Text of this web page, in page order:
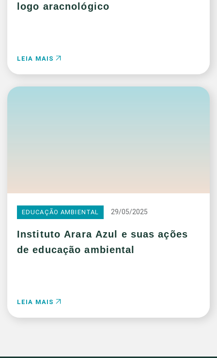
logo aracnológico
LEIA MAIS
EDUCAÇÃO AMBIENTAL 29/05/2025
Instituto Arara Azul e suas ações
de educação ambiental
LEIA MAIS